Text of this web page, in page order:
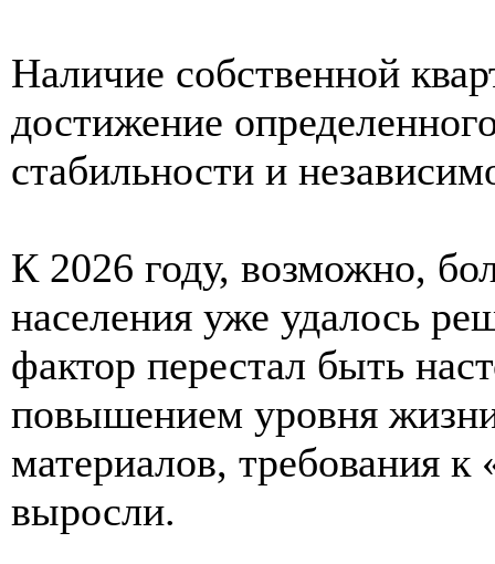
Наличие собственной
достижение
стабильности и
К 2026 году, возможно,
населения уже удалось
фактор перестал быть
повышением уровня
материалов, требования
выросли.